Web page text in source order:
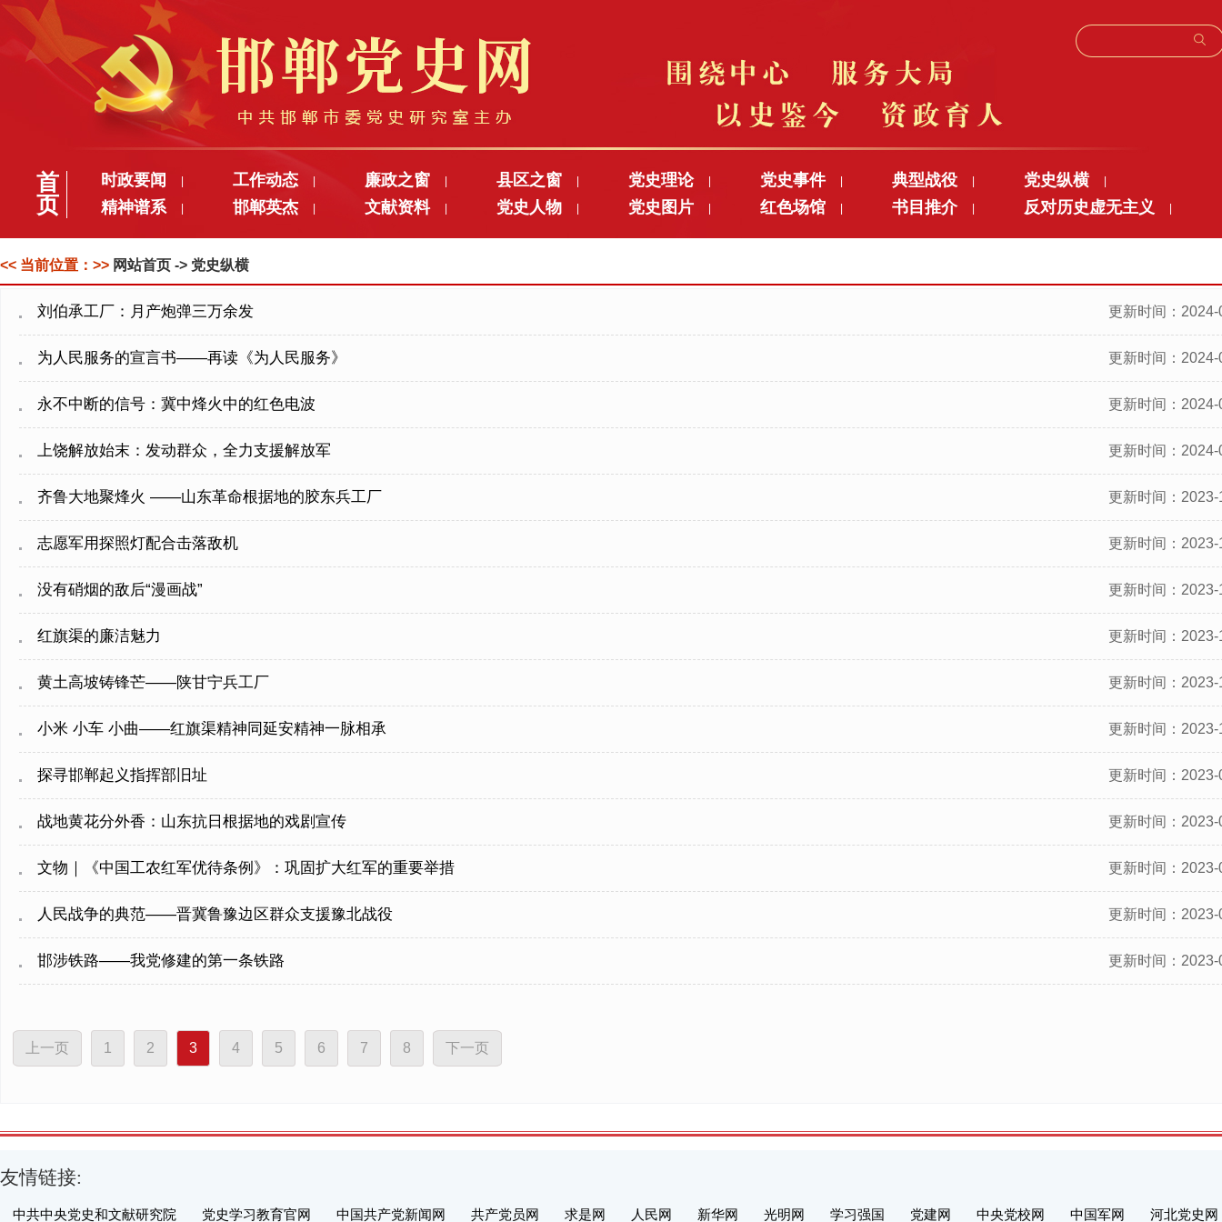
首
页
时政要闻 工作动态 廉政之窗 县区之窗 党史理论 党史事件 典型战役 党史纵横
精神谱系 邯郸英杰 文献资料 党史人物 党史图片 红色场馆 书目推介 反对历史虚无主义
<< 当前位置：>> 网站首页 -> 党史纵横
刘伯承工厂：月产炮弹三万余发 更新时间：2024-
为人民服务的宣言书——再读《为人民服务》 更新时间：2024-
永不中断的信号：冀中烽火中的红色电波 更新时间：2024-
上饶解放始末：发动群众，全力支援解放军 更新时间：2024-
齐鲁大地聚烽火 ——山东革命根据地的胶东兵工厂 更新时间：2023-
志愿军用探照灯配合击落敌机 更新时间：2023-
没有硝烟的敌后“漫画战” 更新时间：2023-
红旗渠的廉洁魅力 更新时间：2023-
黄土高坡铸锋芒——陕甘宁兵工厂 更新时间：2023-
小米 小车 小曲——红旗渠精神同延安精神一脉相承 更新时间：2023-
探寻邯郸起义指挥部旧址 更新时间：2023-
战地黄花分外香：山东抗日根据地的戏剧宣传 更新时间：2023-
文物｜《中国工农红军优待条例》：巩固扩大红军的重要举措 更新时间：2023-
人民战争的典范——晋冀鲁豫边区群众支援豫北战役 更新时间：2023-
邯涉铁路——我党修建的第一条铁路 更新时间：2023-
上一页 1 2 3 4 5 6 7 8 下一页
友情链接:
中共中央党史和文献研究院 党史学习教育官网 中国共产党新闻网 共产党员网 求是网 人民网 新华网 光明网 学习强国 党建网 中央党校网 中国军网 河北党史网